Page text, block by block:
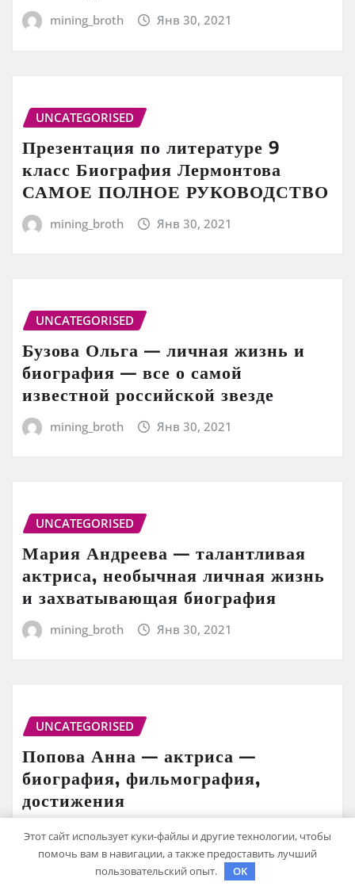
mining_broth Янв 30, 2021
UNCATEGORISED
Презентация по литературе 9
класс Биография Лермонтова
САМОЕ ПОЛНОЕ РУКОВОДСТВО
mining_broth Янв 30, 2021
UNCATEGORISED
Бузова Ольга — личная жизнь и
биография — все о самой
известной российской звезде
mining_broth Янв 30, 2021
UNCATEGORISED
Мария Андреева — талантливая
актриса, необычная личная жизнь
и захватывающая биография
mining_broth Янв 30, 2021
UNCATEGORISED
Попова Анна — актриса —
биография, фильмография,
достижения
mining_broth Янв 30, 2021
Этот сайт использует куки-файлы и другие технологии, чтобы
помочь вам в навигации, а также предоставить лучший
пользовательский опыт.
OK